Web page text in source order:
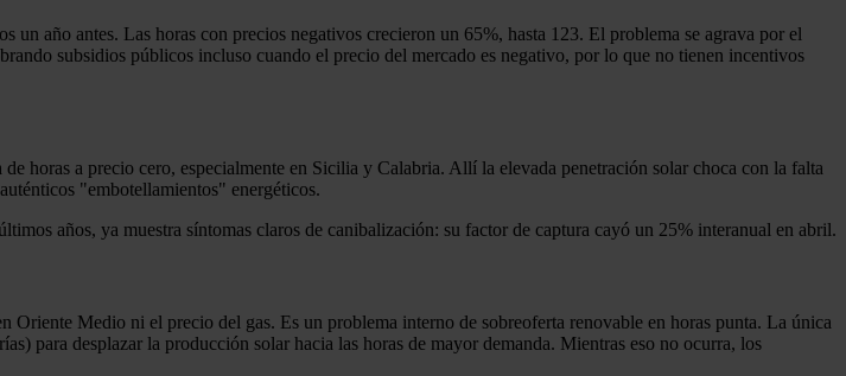
año antes. Las horas con precios negativos crecieron un 65%, hasta 123. El problema se agrava por el
subsidios públicos incluso cuando el precio del mercado es negativo, por lo que no tienen incentivos
horas a precio cero, especialmente en Sicilia y Calabria. Allí la elevada penetración solar choca con la falta
"embotellamientos" energéticos.
años, ya muestra síntomas claros de canibalización: su factor de captura cayó un 25% interanual en abril.
Medio ni el precio del gas. Es un problema interno de sobreoferta renovable en horas punta. La única
para desplazar la producción solar hacia las horas de mayor demanda. Mientras eso no ocurra, los